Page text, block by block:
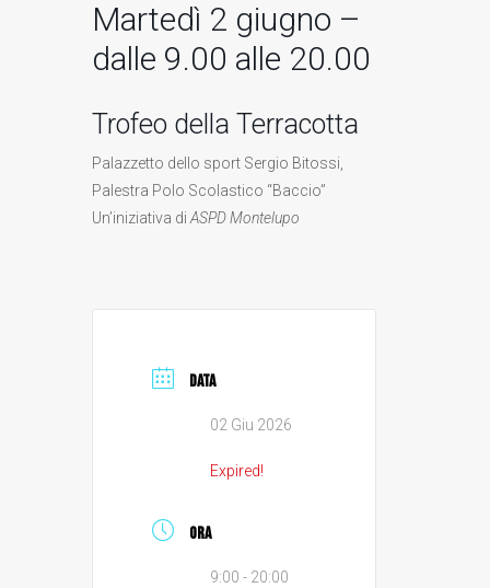
Martedì 2 giugno –
dalle 9.00 alle 20.00
Trofeo della Terracotta
Palazzetto dello sport Sergio Bitossi,
Palestra Polo Scolastico “Baccio”
Un’iniziativa di ASPD Montelupo
DATA
02 Giu 2026
Expired!
ORA
9:00 - 20:00